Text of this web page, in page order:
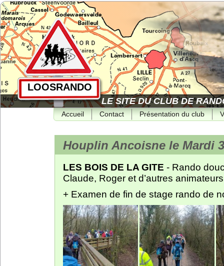
LOOSRANDO
LE SITE DU CLUB DE
Accueil Contact Présentation du club
Houplin Ancoisne le Mardi
LES BOIS DE LA GITE - Rando
Claude, Roger et d’autres animateurs
+ Examen de fin de stage rando de